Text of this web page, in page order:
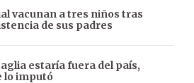
vacunan a tres niños tras
de sus padres
estaría fuera del país,
lo imputó